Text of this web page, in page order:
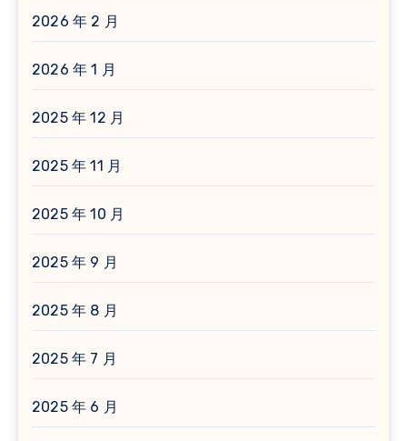
2026 年 2 月
2026 年 1 月
2025 年 12 月
2025 年 11 月
2025 年 10 月
2025 年 9 月
2025 年 8 月
2025 年 7 月
2025 年 6 月